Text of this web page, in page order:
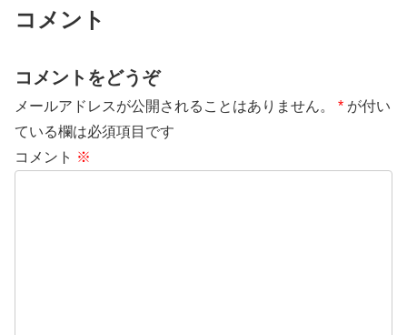
コメント
コメントをどうぞ
メールアドレスが公開されることはありません。 * が付い
ている欄は必須項目です
コメント ※